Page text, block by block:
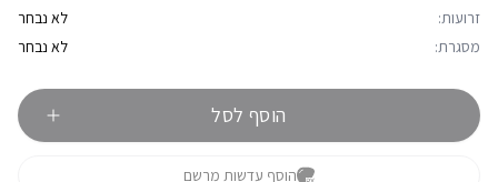
זרועות:
לא נבחר
מסגרת:
לא נבחר
הוסף לסל
הוסף עדשות מרשם